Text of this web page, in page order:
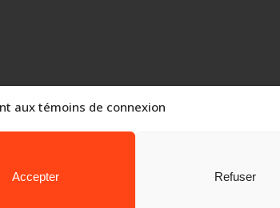
aux témoins de connexion
Accepter Refuser